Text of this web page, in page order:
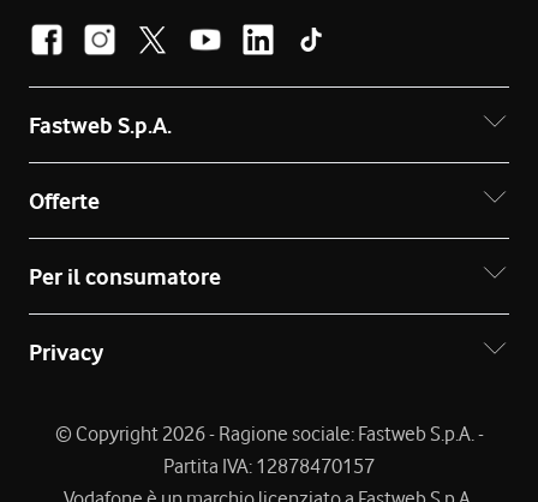
Fastweb S.p.A.
Offerte
Per il consumatore
Privacy
© Copyright 2026 - Ragione sociale: Fastweb S.p.A. -
Partita IVA: 12878470157